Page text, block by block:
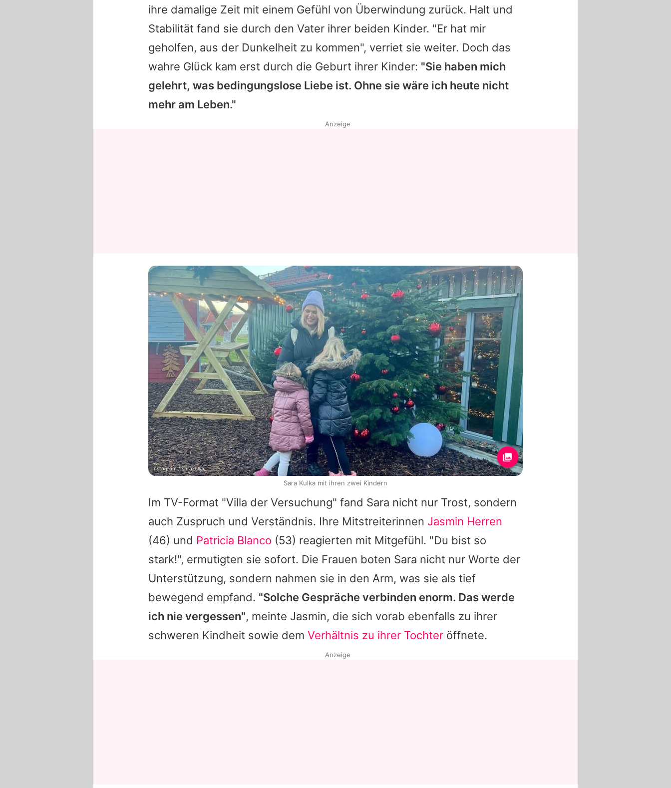
ihre damalige Zeit mit einem Gefühl von Überwindung zurück. Halt und
Stabilität fand sie durch den Vater ihrer beiden Kinder. "Er hat mir
geholfen, aus der Dunkelheit zu kommen", verriet sie weiter. Doch das
wahre Glück kam erst durch die Geburt ihrer Kinder: "Sie haben mich
gelehrt, was bedingungslose Liebe ist. Ohne sie wäre ich heute nicht
mehr am Leben."
Im TV-Format "Villa der Versuchung" fand Sara nicht nur Trost, sondern
auch Zuspruch und Verständnis. Ihre Mitstreiterinnen Jasmin Herren
(46) und Patricia Blanco (53) reagierten mit Mitgefühl. "Du bist so
stark!", ermutigten sie sofort. Die Frauen boten Sara nicht nur Worte der
Unterstützung, sondern nahmen sie in den Arm, was sie als tief
bewegend empfand. "Solche Gespräche verbinden enorm. Das werde
ich nie vergessen", meinte Jasmin, die sich vorab ebenfalls zu ihrer
schweren Kindheit sowie dem Verhältnis zu ihrer Tochter öffnete.
Anzeige
Instagram / sarakulka_
Sara Kulka mit ihren zwei Kindern
Anzeige